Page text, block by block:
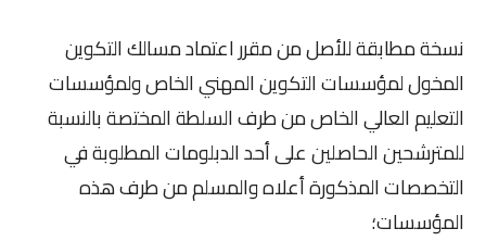
نسخة مطابقة للأصل من مقرر اعتماد مسالك التكوين
المخول لمؤسسات التكوين المهني الخاص ولمؤسسات
التعليم العالي الخاص من طرف السلطة المختصة بالنسبة
للمترشحين الحاصلين على أحد الدبلومات المطلوبة في
التخصصات المذكورة أعلاه والمسلم من طرف هذه
المؤسسات؛